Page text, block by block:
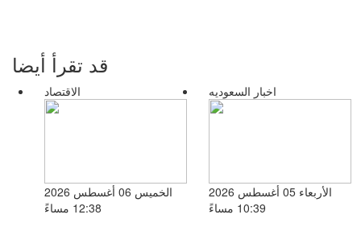
قد تقرأ أيضا
الاقتصاد
الخميس 06 أغسطس 2026
12:38 مساءً
اخبار السعوديه
الأربعاء 05 أغسطس 2026
10:39 مساءً